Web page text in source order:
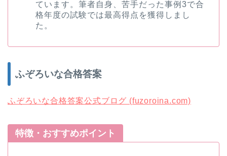
ています。筆者自身、苦手だった事例3で合
格年度の試験では最高得点を獲得しまし
た。
ふぞろいな合格答案
ふぞろいな合格答案公式ブログ (fuzoroina.com)
特徴・おすすめポイント